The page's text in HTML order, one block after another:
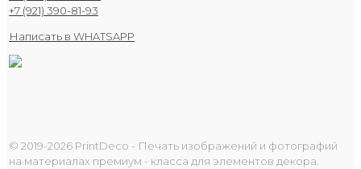
+7 (921) 390-81-93
Написать в WHATSAPP
© 2019-2026 PrintDeco - Печать изображений и фотографий
на материалах премиум - класса для элементов декора.